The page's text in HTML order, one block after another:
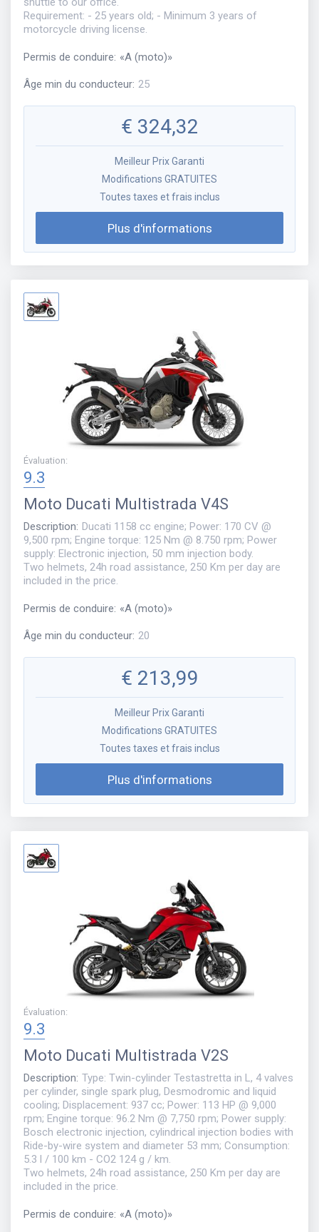
Requirement: - 25 years old; - Minimum 3 years of
motorcycle driving license.
Permis de conduire: «A (moto)»
Âge min du conducteur: 25
€ 324,32
Meilleur Prix Garanti
Modifications GRATUITES
Toutes taxes et frais inclus
Plus d'informations
Évaluation:
9.3
Moto Ducati Multistrada V4S
Description: Ducati 1158 cc engine; Power: 170 CV @
9,500 rpm; Engine torque: 125 Nm @ 8.750 rpm; Power
supply: Electronic injection, 50 mm injection body.
Two helmets, 24h road assistance, 250 Km per day are
included in the price.
Permis de conduire: «A (moto)»
Âge min du conducteur: 20
€ 213,99
Meilleur Prix Garanti
Modifications GRATUITES
Toutes taxes et frais inclus
Plus d'informations
Évaluation:
9.3
Moto Ducati Multistrada V2S
Description: Type: Twin-cylinder Testastretta in L, 4 valves
per cylinder, single spark plug, Desmodromic and liquid
cooling; Displacement: 937 cc; Power: 113 HP @ 9,000
rpm; Engine torque: 96.2 Nm @ 7,750 rpm; Power supply:
Bosch electronic injection, cylindrical injection bodies with
Ride-by-wire system and diameter 53 mm; Consumption:
5.3 l / 100 km - CO2 124 g / km.
Two helmets, 24h road assistance, 250 Km per day are
included in the price.
Permis de conduire: «A (moto)»